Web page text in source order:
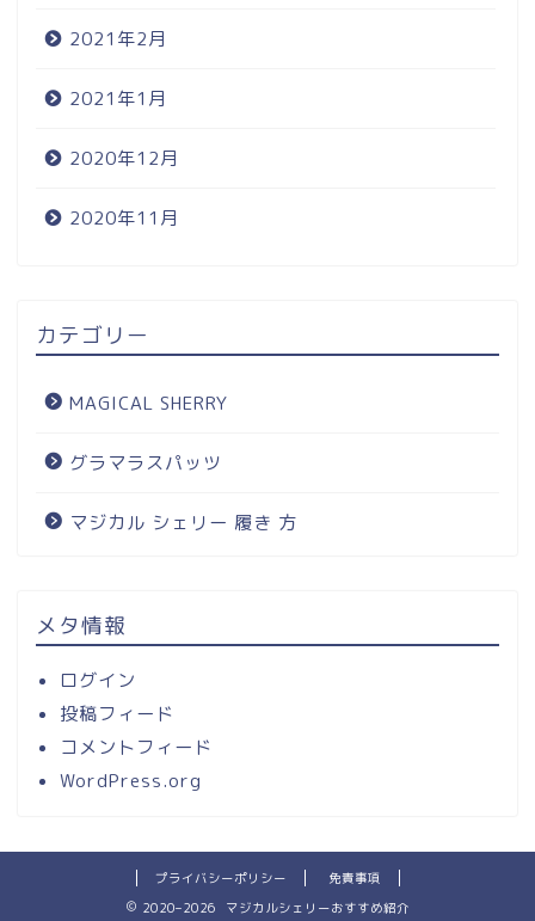
2021年2月
2021年1月
2020年12月
2020年11月
カテゴリー
MAGICAL SHERRY
グラマラスパッツ
マジカル シェリー 履き 方
メタ情報
ログイン
投稿フィード
コメントフィード
WordPress.org
プライバシーポリシー
免責事項
2020–2026 マジカルシェリーおすすめ紹介